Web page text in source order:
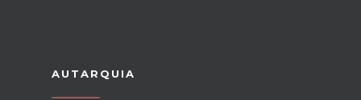
AUTARQUIA